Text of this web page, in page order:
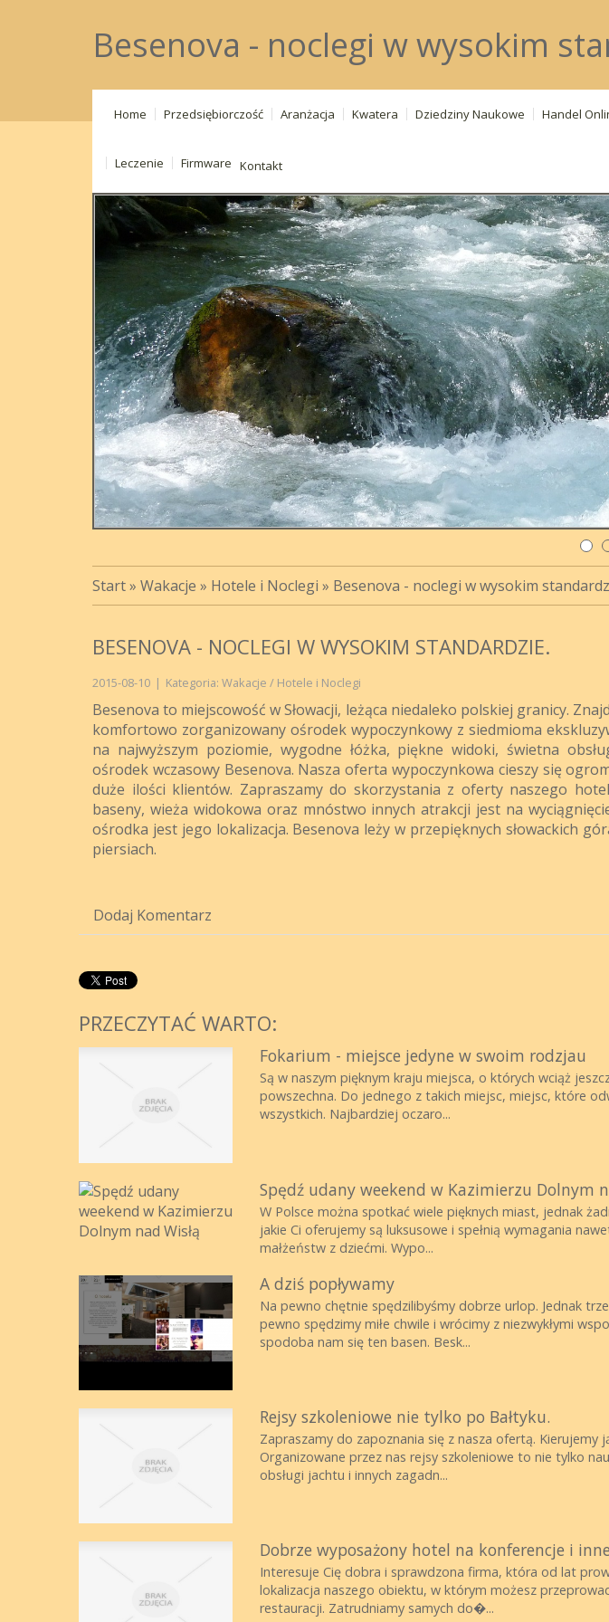
Besenova - noclegi w wysokim
Home Przedsiębiorczość Aranżacja Kwatera Dziedziny Naukowe Handel
Leczenie Firmware Kontakt
Start» Wakacje » Hotele i Noclegi » Besenova - noclegi w wysokim
BESENOVA - NOCLEGI W WYSOKIM STANDARDZIE.
2015-08-10 | Kategoria: Wakacje / Hotele i Noclegi
Besenova to miejscowość w Słowacji, leżąca niedaleko polskiej granicy.
komfortowo zorganizowany ośrodek wypoczynkowy z siedmioma
na najwyższym poziomie, wygodne łóżka, piękne widoki, świetna
ośrodek wczasowy Besenova. Nasza oferta wypoczynkowa cieszy się
duże ilości klientów. Zapraszamy do skorzystania z oferty naszego
baseny, wieża widokowa oraz mnóstwo innych atrakcji jest na
ośrodka jest jego lokalizacja. Besenova leży w przepięknych słowackich
piersiach.
Dodaj Komentarz
PRZECZYTAĆ WARTO:
Fokarium - miejsce jedyne w swoim rodzjau
Są w naszym pięknym kraju miejsca, o których wciąż
powszechna. Do jednego z takich miejsc, miejsc, które
wszystkich. Najbardziej oczaro...
Spędź udany weekend w Kazimierzu Dolnym
W Polsce można spotkać wiele pięknych miast, jednak
jakie Ci oferujemy są luksusowe i spełnią wymagania
małżeństw z dziećmi. Wypo...
A dziś popływamy
Na pewno chętnie spędzilibyśmy dobrze urlop. Jednak
pewno spędzimy miłe chwile i wrócimy z niezwykłymi
spodoba nam się ten basen. Besk...
Rejsy szkoleniowe nie tylko po Bałtyku.
Zapraszamy do zapoznania się z nasza ofertą.
Organizowane przez nas rejsy szkoleniowe to nie tylko
obsługi jachtu i innych zagadn...
Dobrze wyposażony hotel na konferencje i
Interesuje Cię dobra i sprawdzona firma, która od lat
lokalizacja naszego obiektu, w którym możesz
restauracji. Zatrudniamy samych do�...